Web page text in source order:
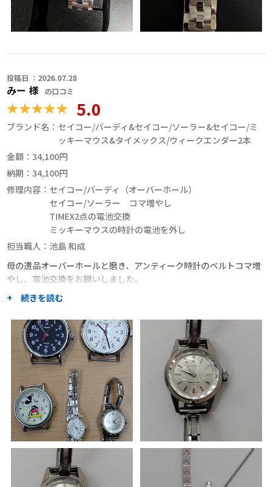
投稿日 ：2026.07.28
みー 様 の口コミ
5.0
ブランド名：セイコー/バーディ&セイコー/ソーラー&セイコー/ミ
ッキーマウス&タイメックス/ウィークエンダー2本
金額：34,100円
納期：34,100円
修理内容：セイコー/バーディ（オーバーホール）
セイコー/ソーラー コマ増やし
TIMEX2点の電池交換
ミッキーマウスの時計の電池を外し
担当職人： 池島 和成
母の遺品オーバーホールと磨き、アンティーク時計のベルトコマ増
やし、電池交換をお願いしました。
ブレスレットタイプ時計の購入を検討していましたが、しまい込ん
でいた母の遺品を思い出しオーバーホールをお願いしました。曇っ
ていたガラスもきれいになり数十年経った時計が蘇りました。
アンティークの方はコマをひとつ増やすため部品を購入しようか迷
っていたら在庫品の似たようなな物で対応してくださいました。
口コミで「部品がない中アメリカにまで注文して探してくださり」
というのをお見かけしたのも決め手になりました。
チャットでやり取りできるのも安心できてとても良いシステムだと
思います。
職人からのコメント
+ 続きを読む